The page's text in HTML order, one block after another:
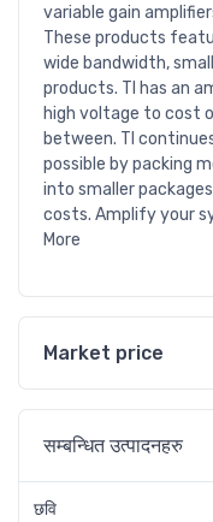
variable gain
These products
wide bandwidth,
products. TI has an
high voltage to cost
between. TI
possible by packing
into smaller
costs. Amplify your
More
Market price
सम्बन्धित उत्पादनहरु
छवि